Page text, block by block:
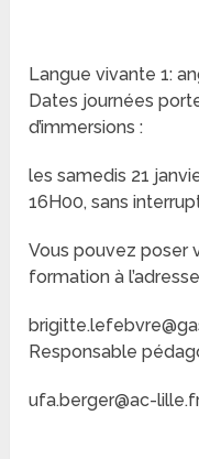
Langue vivante 1:
Dates journées
d’immersions :
les samedis 21
16H00, sans
Vous pouvez poser
formation à
Responsable
ufa.berger@ac-